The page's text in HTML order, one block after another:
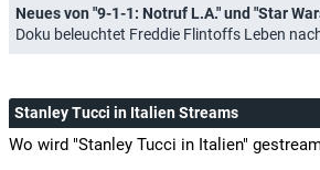
Doku beleuchtet Freddie Flintoffs Leben nach "Top
Stanley Tucci in Italien Streams
Wo wird "Stanley Tucci in Italien"